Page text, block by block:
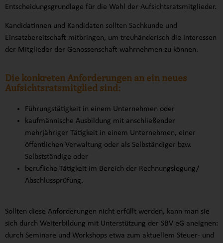
Entscheidungsgrundlage für die Wahl der Aufsichtsratsmitglieder.
Kandidatinnen und Kandidaten sollten Sachkunde und
Einsatzbereitschaft mitbringen, um treuhänderisch die Interessen
der Mitglieder der Genossenschaft wahrnehmen zu können.
Die konkreten Anforderungen an ein neues
Aufsichtsratsmitglied sind:
Führungstätigkeit in einem Unternehmen oder
kaufmännische Ausbildung mit anschließender
mehrjähriger Tätigkeit in einem Unternehmen, einer
öffentlichen Verwaltung oder als Selbständiger bzw.
Selbstständige oder
berufliche Tätigkeit im Bereich der Rechnungslegung/
Abschlussprüfung.
Sollten diese Anforderungen nicht erfüllt werden, kann man sie
sich durch Weiterbildung mit Unterstützung der SBV eG aneignen:
durch Seminare und Workshops etwa zum aktuellem Steuer- und